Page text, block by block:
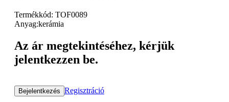
Termékkód: TOF0089
Anyag:kerámia
Az ár megtekintéséhez, kérjük
jelentkezzen be.
Bejelentkezés Regisztráció